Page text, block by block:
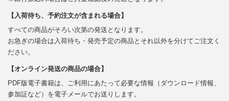
【入荷待ち、予約注文が含まれる場合】
すべての商品がそろい次第の発送となります。
お急ぎの場合は入荷待ち・発売予定の商品とそれ以外を分けてご注文く
ださい。
【オンライン発送の商品の場合】
PDF版電子書籍は、ご利用にあたって必要な情報（ダウンロード情報、
参加証など）を電子メールでお送りします。